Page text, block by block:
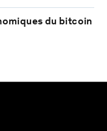
du bitcoin